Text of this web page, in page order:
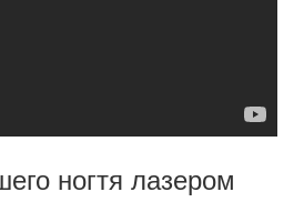
ногтя лазером